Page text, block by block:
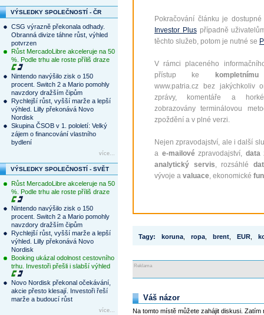
VÝSLEDKY SPOLEČNOSTÍ - ČR
CSG výrazně překonala odhady.
Obranná divize táhne růst, výhled
potvrzen
Růst MercadoLibre akceleruje na 50
%. Podle trhu ale roste příliš draze
Nintendo navýšilo zisk o 150
procent. Switch 2 a Mario pomohly
navzdory dražším čipům
Rychlejší růst, vyšší marže a lepší
výhled. Lilly překonává Novo
Nordisk
Skupina ČSOB v 1. pololetí: Velký
zájem o financování vlastního
bydlení
více...
VÝSLEDKY SPOLEČNOSTÍ - SVĚT
Růst MercadoLibre akceleruje na 50
%. Podle trhu ale roste příliš draze
Nintendo navýšilo zisk o 150
procent. Switch 2 a Mario pomohly
navzdory dražším čipům
Rychlejší růst, vyšší marže a lepší
výhled. Lilly překonává Novo
Nordisk
Booking ukázal odolnost cestovního
trhu. Investoři přešli i slabší výhled
Novo Nordisk překonal očekávání,
akcie přesto klesají. Investoři řeší
marže a budoucí růst
více...
Pokračování článku je
Investor Pluspřípadně
těchto služeb, potom je nutné se
V rámci placeného
přístup ke
www.patria.cz bez jakýchkoliv
zprávy, komentáře a
zobrazovány terminálovou
zpoždění a v plné verzi.
Nejen zpravodajství, ale i další
a e-mailovézpravodajství, data
analytický servis, rozsáhlé
vývoje a valuace, ekonomické
Tagy: koruna ropa brent EUR
Reklama
Váš názor
Na tomto místě můžete zahájit diskusi.